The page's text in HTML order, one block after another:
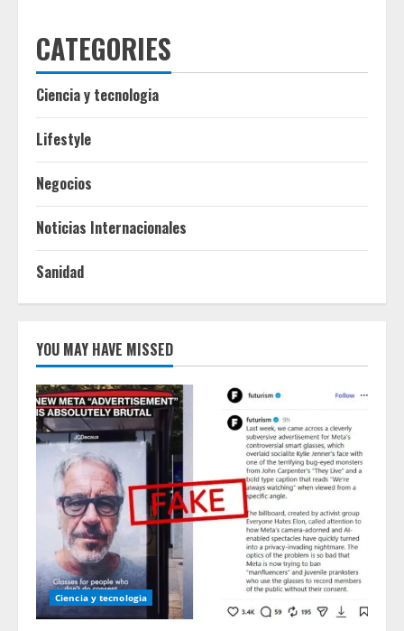
CATEGORIES
Ciencia y tecnologia
Lifestyle
Negocios
Noticias Internacionales
Sanidad
YOU MAY HAVE MISSED
Ciencia y tecnologia